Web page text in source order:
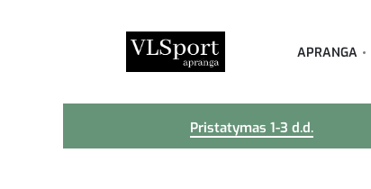
APRANGA
Pristatymas 1-3 d.d.